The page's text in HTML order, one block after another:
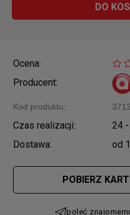
DO
Ocena:
Producent:
Kod produktu:
Czas realizacji:
24
Dostawa:
od
Cena nie zawiera
POBIERZ
poleć